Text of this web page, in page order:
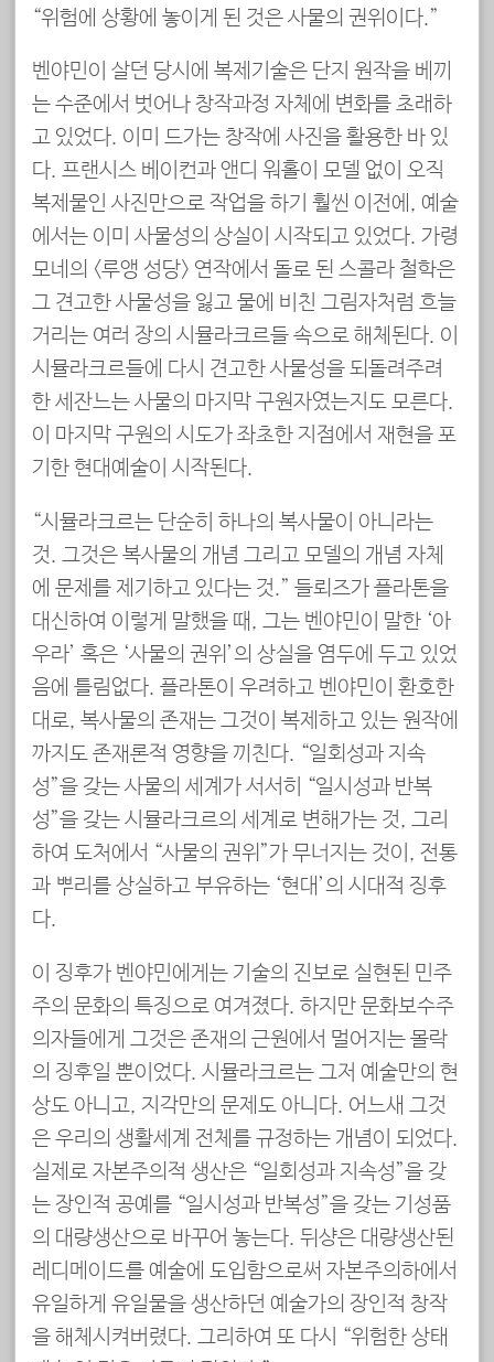
“위험에 상황에 놓이게 된 것은 사물의 권위이다.”
벤야민이 살던 당시에 복제기술은 단지 원작을 베끼
는 수준에서 벗어나 창작과정 자체에 변화를 초래하
고 있었다. 이미 드가는 창작에 사진을 활용한 바 있
다. 프랜시스 베이컨과 앤디 워홀이 모델 없이 오직
복제물인 사진만으로 작업을 하기 훨씬 이전에, 예술
에서는 이미 사물성의 상실이 시작되고 있었다. 가령
모네의 <루앵 성당> 연작에서 돌로 된 스콜라 철학은
그 견고한 사물성을 잃고 물에 비친 그림자처럼 흐늘
거리는 여러 장의 시뮬라크르들 속으로 해체된다. 이
시뮬라크르들에 다시 견고한 사물성을 되돌려주려
한 세잔느는 사물의 마지막 구원자였는지도 모른다.
이 마지막 구원의 시도가 좌초한 지점에서 재현을 포
기한 현대예술이 시작된다.
“시뮬라크르는 단순히 하나의 복사물이 아니라는
것. 그것은 복사물의 개념 그리고 모델의 개념 자체
에 문제를 제기하고 있다는 것.” 들뢰즈가 플라톤을
대신하여 이렇게 말했을 때, 그는 벤야민이 말한 ‘아
우라’ 혹은 ‘사물의 권위’의 상실을 염두에 두고 있었
음에 틀림없다. 플라톤이 우려하고 벤야민이 환호한
대로, 복사물의 존재는 그것이 복제하고 있는 원작에
까지도 존재론적 영향을 끼친다. “일회성과 지속
성”을 갖는 사물의 세계가 서서히 “일시성과 반복
성”을 갖는 시뮬라크르의 세계로 변해가는 것, 그리
하여 도처에서 “사물의 권위”가 무너지는 것이, 전통
과 뿌리를 상실하고 부유하는 ‘현대’의 시대적 징후
다.
이 징후가 벤야민에게는 기술의 진보로 실현된 민주
주의 문화의 특징으로 여겨졌다. 하지만 문화보수주
의자들에게 그것은 존재의 근원에서 멀어지는 몰락
의 징후일 뿐이었다. 시뮬라크르는 그저 예술만의 현
상도 아니고, 지각만의 문제도 아니다. 어느새 그것
은 우리의 생활세계 전체를 규정하는 개념이 되었다.
실제로 자본주의적 생산은 “일회성과 지속성”을 갖
는 장인적 공예를 “일시성과 반복성”을 갖는 기성품
의 대량생산으로 바꾸어 놓는다. 뒤샹은 대량생산된
레디메이드를 예술에 도입함으로써 자본주의하에서
유일하게 유일물을 생산하던 예술가의 장인적 창작
을 해체시켜버렸다. 그리하여 또 다시 “위험한 상태